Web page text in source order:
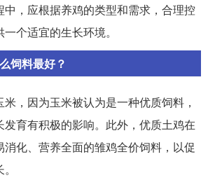
中，应根据养鸡的类型和需求，合理控
个适宜的生长环境。
饲料最好？
，因为玉米被认为是一种优质饲料，
育有积极的影响。此外，优质土鸡在
化、营养全面的雏鸡全价饲料，以促